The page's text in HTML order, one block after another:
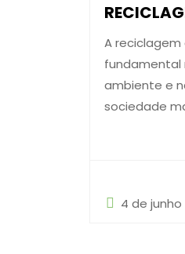
A
fundamental
ambiente e
sociedade
4 de junho